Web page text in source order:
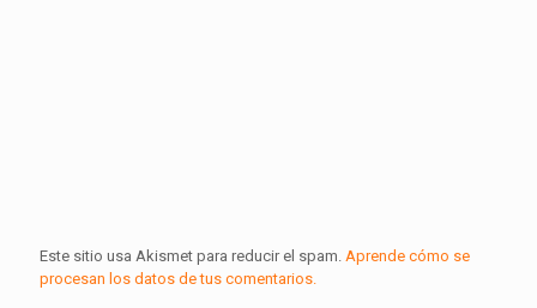
Este sitio usa Akismet para reducir el spam. Aprende cómo se
procesan los datos de tus comentarios.